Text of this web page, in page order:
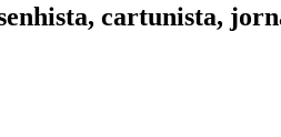
cartunista,